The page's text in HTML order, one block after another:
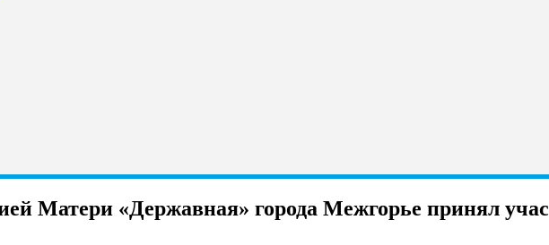
Матери «Державная» города Межгорье принял